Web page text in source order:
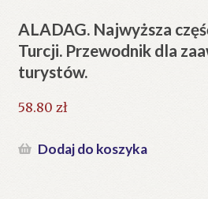
ALADAG. Najwyższa
Turcji. Przewodnik dla
turystów.
58.80 zł
Dodaj do koszyka